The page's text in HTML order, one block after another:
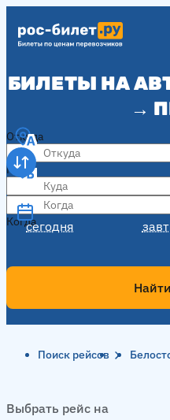
БИЛЕТЫ НА
→
Откуда
Куда
Когда
сегодня
Когда
Поиск рейсов
Выбрать рейс на